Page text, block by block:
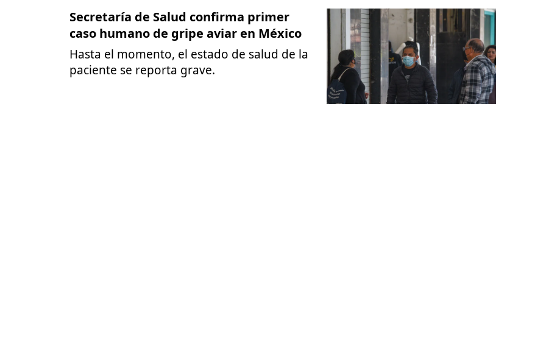
Secretaría de Salud confirma primer
caso humano de gripe aviar en México
Hasta el momento, el estado de salud de la
paciente se reporta grave.